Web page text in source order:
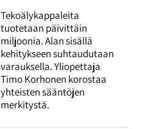
Tekoälykappaleita
tuotetaan päivittäin
miljoonia. Alan sisällä
kehitykseen suhtaudutaan
varauksella. Yliopettaja
Timo Korhonen korostaa
yhteisten sääntöjen
merkitystä.